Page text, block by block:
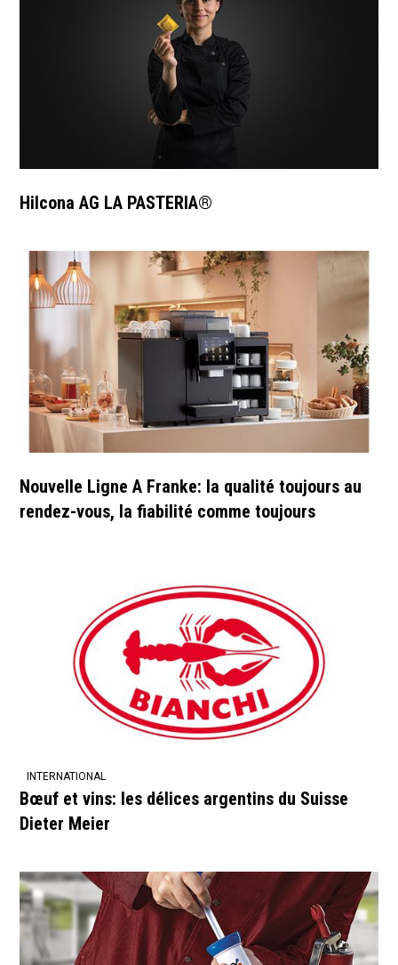
Hilcona AG LA PASTERIA®
Nouvelle Ligne A Franke: la qualité toujours au
rendez-vous, la fiabilité comme toujours
INTERNATIONAL
Bœuf et vins: les délices argentins du Suisse
Dieter Meier